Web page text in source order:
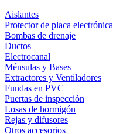
Aislantes
Protector de placa electrónica
Bombas de drenaje
Ductos
Electrocanal
Ménsulas y Bases
Extractores y Ventiladores
Fundas en PVC
Puertas de inspección
Losas de hormigón
Rejas y difusores
Otros accesorios